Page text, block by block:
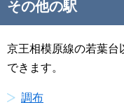
その他の駅
京王相模原線の若葉台
できます。
調布